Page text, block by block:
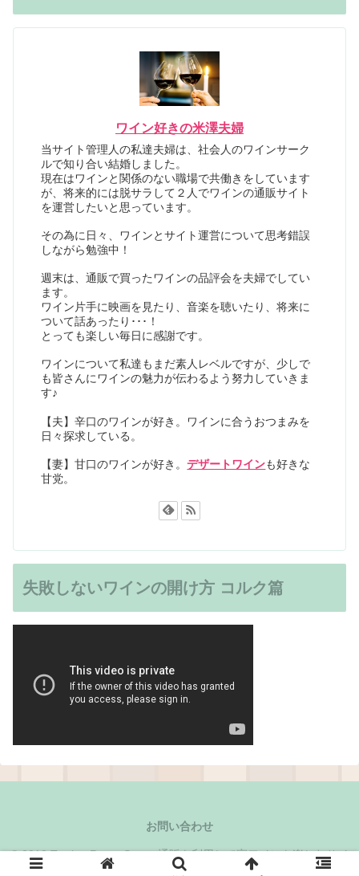
ワイン好きの米澤夫婦
当サイト管理人の私達夫婦は、社会人のワインサーク
ルで知り合い結婚しました。
現在はワインと関係のない職場で共働きをしています
が、将来的には脱サラして２人でワインの通販サイト
を運営したいと思っています。
その為に日々、ワインとサイト運営について思考錯誤
しながら勉強中！
週末は、通販で買ったワインの品評会を夫婦でしてい
ます。
ワイン片手に映画を見たり、音楽を聴いたり、将来に
ついて話あったり･･･！
とっても楽しい毎日に感謝です。
ワインについて私達もまだ素人レベルですが、少しで
も皆さんにワインの魅力が伝わるよう努力していきま
す♪
【夫】辛口のワインが好き。ワインに合うおつまみを
日々探求している。
【妻】甘口のワインが好き。デザートワインも好きな
甘党。
失敗しないワインの開け方 コルク篇
お問い合わせ
© 2018 Tasting Room Store -通販を利用して家ワインを楽しむサイ